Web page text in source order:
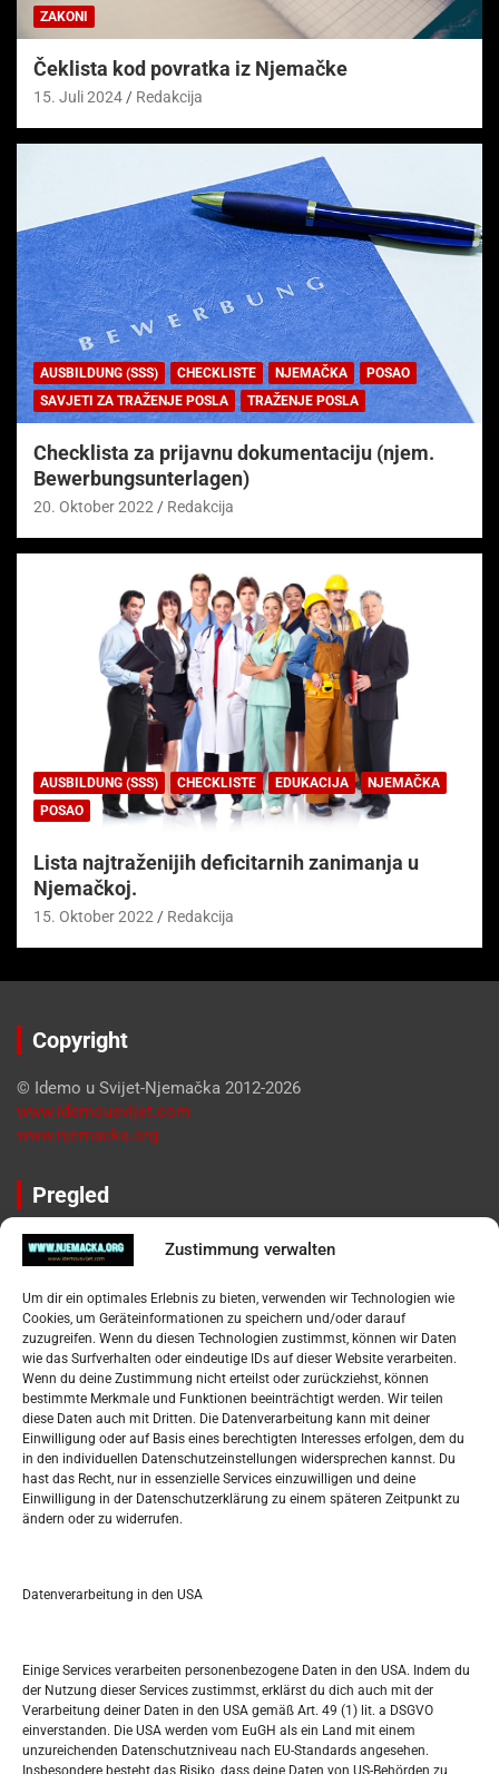
Zustimmung verwalten
Um dir ein optimales Erlebnis zu bieten, verwenden wir Technologien wie
Cookies, um Geräteinformationen zu speichern und/oder darauf
zuzugreifen. Wenn du diesen Technologien zustimmst, können wir Daten
wie das Surfverhalten oder eindeutige IDs auf dieser Website verarbeiten.
Wenn du deine Zustimmung nicht erteilst oder zurückziehst, können
bestimmte Merkmale und Funktionen beeinträchtigt werden. Wir teilen
diese Daten auch mit Dritten. Die Datenverarbeitung kann mit deiner
Einwilligung oder auf Basis eines berechtigten Interesses erfolgen, dem du
in den individuellen Datenschutzeinstellungen widersprechen kannst. Du
hast das Recht, nur in essenzielle Services einzuwilligen und deine
Einwilligung in der Datenschutzerklärung zu einem späteren Zeitpunkt zu
ändern oder zu widerrufen.
Datenverarbeitung in den USA
Einige Services verarbeiten personenbezogene Daten in den USA. Indem du
der Nutzung dieser Services zustimmst, erklärst du dich auch mit der
Verarbeitung deiner Daten in den USA gemäß Art. 49 (1) lit. a DSGVO
einverstanden. Die USA werden vom EuGH als ein Land mit einem
unzureichenden Datenschutzniveau nach EU-Standards angesehen.
Insbesondere besteht das Risiko, dass deine Daten von US-Behörden zu
ZAKONI
Čeklista kod povratka iz Njemačke
15. Juli 2024 Redakcija
AUSBILDUNG (SSS) CHECKLISTE NJEMAČKA
POSAO
SAVJETI ZA TRAŽENJE POSLA
TRAŽENJE POSLA
Checklista za prijavnu dokumentaciju (njem.
Bewerbungsunterlagen)
20. Oktober 2022 Redakcija
AUSBILDUNG (SSS) CHECKLISTE EDUKACIJA
NJEMAČKA
POSAO
Lista najtraženijih deficitarnih zanimanja u
Njemačkoj.
15. Oktober 2022 Redakcija
Copyright
© Idemo u Svijet-Njemačka 2012-2026
www.idemousvijet.com
www.njemacka.org
Pregled
Impressum
Datenschutzerklärung
Widerufsbelehrung
Oglašavanje / Postavite svoj oglas
Tko je “Idemo u Svijet – Njemačka?
Pretražite stranicu:
S
e
a
h
M D M D F S S
1
3 4 5 6 7 8